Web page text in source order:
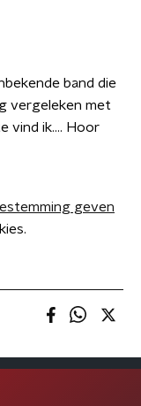
band die
vergeleken met
vind ik.... Hoor
geven